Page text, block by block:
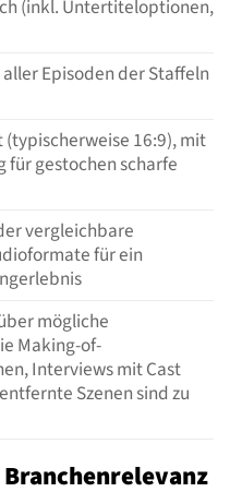
(inkl. Untertiteloptionen,
Episoden der Staffeln
16:9), mit
für gestochen scharfe
vergleichbare
für ein
mögliche
Making-of-
Interviews mit Cast
Szenen sind zu